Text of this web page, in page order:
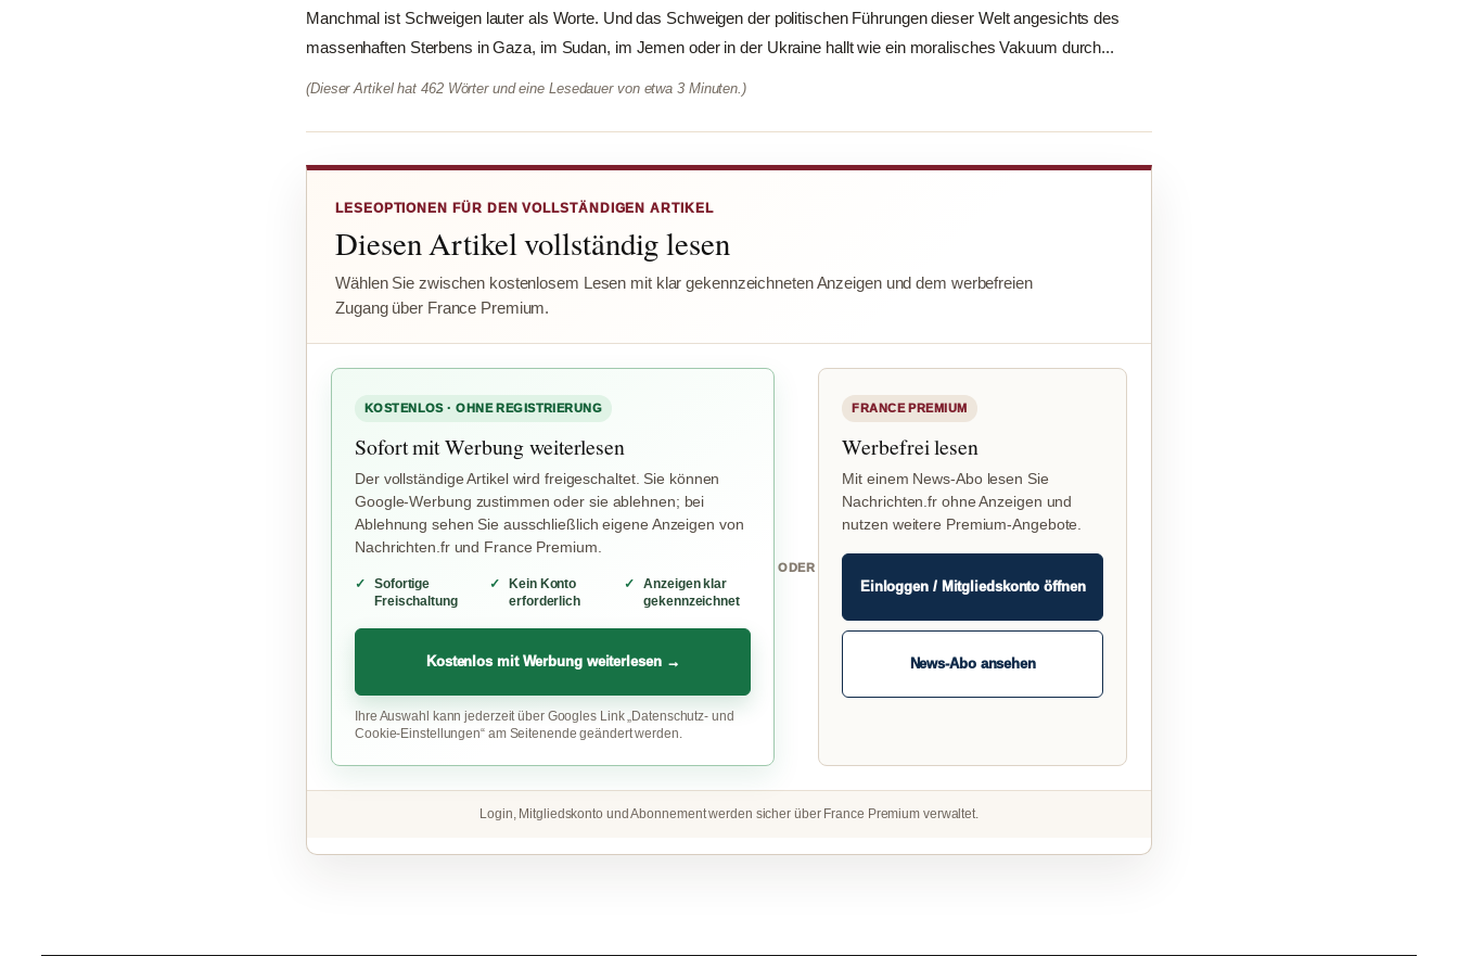
Manchmal ist Schweigen lauter als Worte. Und das Schweigen der politischen Führungen dieser Welt angesichts des
massenhaften Sterbens in Gaza, im Sudan, im Jemen oder in der Ukraine hallt wie ein moralisches Vakuum durch...
(Dieser Artikel hat 462 Wörter und eine Lesedauer von etwa 3 Minuten.)
LESEOPTIONEN FÜR DEN VOLLSTÄNDIGEN ARTIKEL
Diesen Artikel vollständig lesen
Wählen Sie zwischen kostenlosem Lesen mit klar gekennzeichneten Anzeigen und dem werbefreien
Zugang über France Premium.
KOSTENLOS · OHNE REGISTRIERUNG
Sofort mit Werbung weiterlesen
Der vollständige Artikel wird freigeschaltet. Sie können
Google-Werbung zustimmen oder sie ablehnen; bei
Ablehnung sehen Sie ausschließlich eigene Anzeigen von
Nachrichten.fr und France Premium.
Sofortige
Freischaltung
Kein Konto
erforderlich
Anzeigen klar
gekennzeichnet
Kostenlos mit Werbung weiterlesen →
Ihre Auswahl kann jederzeit über Googles Link „Datenschutz- und
Cookie-Einstellungen“ am Seitenende geändert werden.
ODER
FRANCE PREMIUM
Werbefrei lesen
Mit einem News-Abo lesen Sie
Nachrichten.fr ohne Anzeigen und
nutzen weitere Premium-Angebote.
Einloggen / Mitgliedskonto öffnen
News-Abo ansehen
Login, Mitgliedskonto und Abonnement werden sicher über France Premium verwaltet.